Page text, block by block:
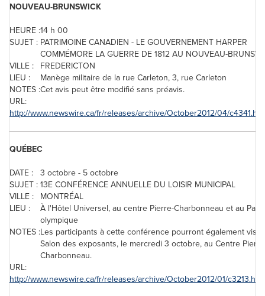
NOUVEAU-BRUNSWICK
HEURE :14 h 00
SUJET : PATRIMOINE CANADIEN - LE GOUVERNEMENT HARPER
COMMÉMORE LA GUERRE DE 1812 AU NOUVEAU-
VILLE : FREDERICTON
LIEU :
Manège militaire de la rue Carleton, 3, rue Carleton
NOTES :Cet avis peut être modifié sans préavis.
URL:
http://www.newswire.ca/fr/releases/archive/October2012/04/
QUÉBEC
DATE : 3 octobre - 5 octobre
SUJET :13E CONFÉRENCE ANNUELLE DU LOISIR MUNICIPAL
VILLE : MONTRÉAL
LIEU :
À l'Hôtel Universel, au centre Pierre-Charbonneau et au Parc
olympique
NOTES :Les participants à cette conférence pourront également
Salon des exposants, le mercredi 3 octobre, au Centre
Charbonneau.
URL:
http://www.newswire.ca/fr/releases/archive/October2012/01/